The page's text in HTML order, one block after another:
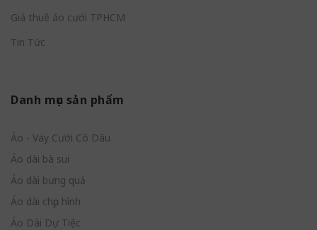
Giá thuê áo cưới TPHCM
Tin Tức
Danh mục sản phẩm
Áo - Váy Cưới Cô Dâu
Áo dài bà sui
Áo dài bưng quả
Áo dài chụp hình
Áo Dài Dự Tiệc